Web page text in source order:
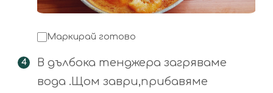
Маркирай готово
В дълбока тенджера загряваме
вода .Щом заври,прибавяме